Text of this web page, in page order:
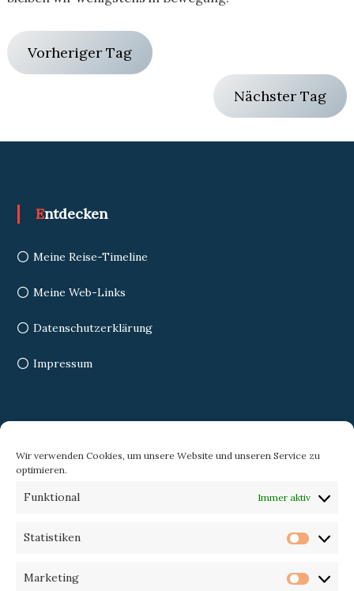
Wir verwenden Cookies, um unsere Website und unseren Service zu
optimieren.
Funktional Immer aktiv
Statistiken
Marketing
Vorheriger Tag
Nächster Tag
Entdecken
Meine Reise-Timeline
Meine Web-Links
Datenschutzerklärung
Impressum
Search
for: